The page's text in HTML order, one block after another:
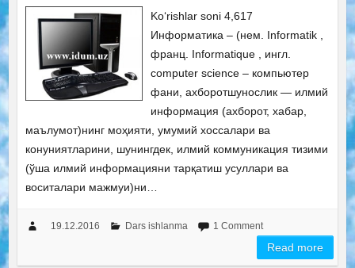
Ko‘rishlar soni 4,617
Информатика – (нем. Informatik ,
франц. Informatique , ингл.
computer science – компьютер
фани, ахборотшунослик — илмий
информация (ахборот, хабар,
маълумот)нинг моҳияти, умумий хоссалари ва
конуниятларини, шунингдек, илмий коммуникация тизими
(ўша илмий информацияни тарқатиш усуллари ва
воситалари мажмуи)ни…
19.12.2016 Dars ishlanma 1 Comment
Read more